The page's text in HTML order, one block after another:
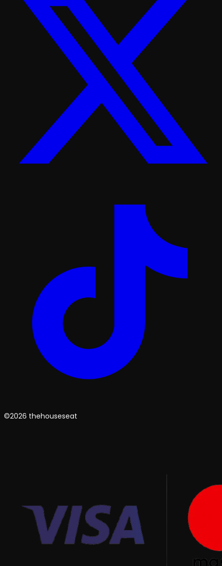
©2026 thehouseseat